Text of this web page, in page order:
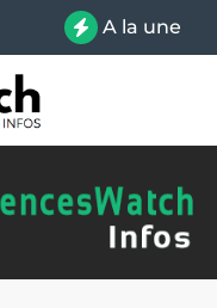
A la une